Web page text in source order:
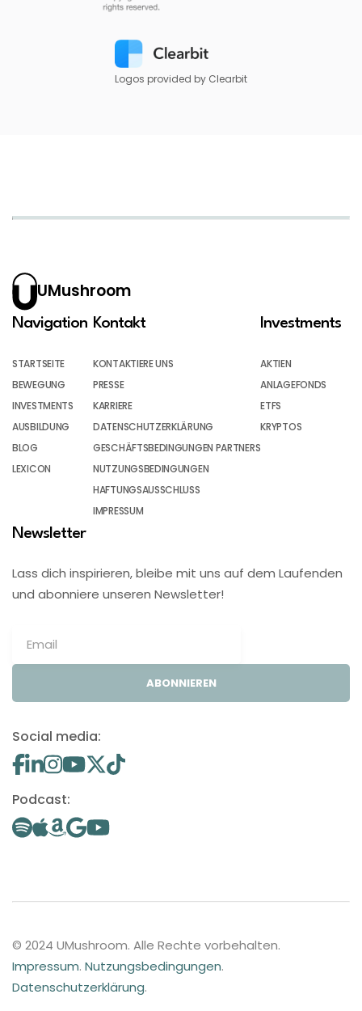
Logos provided by Clearbit
UMushroom
Navigation
STARTSEITE
BEWEGUNG
INVESTMENTS
AUSBILDUNG
BLOG
LEXICON
Kontakt
KONTAKTIERE UNS
PRESSE
KARRIERE
DATENSCHUTZERKLÄRUNG
GESCHÄFTSBEDINGUNGEN PARTNERS
NUTZUNGSBEDINGUNGEN
HAFTUNGSAUSSCHLUSS
IMPRESSUM
Investments
AKTIEN
ANLAGEFONDS
ETFS
KRYPTOS
Newsletter
Lass dich inspirieren, bleibe mit uns auf dem Laufenden
und abonniere unseren Newsletter!
ABONNIEREN
Social media:
Podcast:
© 2024 UMushroom. Alle Rechte vorbehalten.
Impressum. Nutzungsbedingungen.
Datenschutzerklärung.